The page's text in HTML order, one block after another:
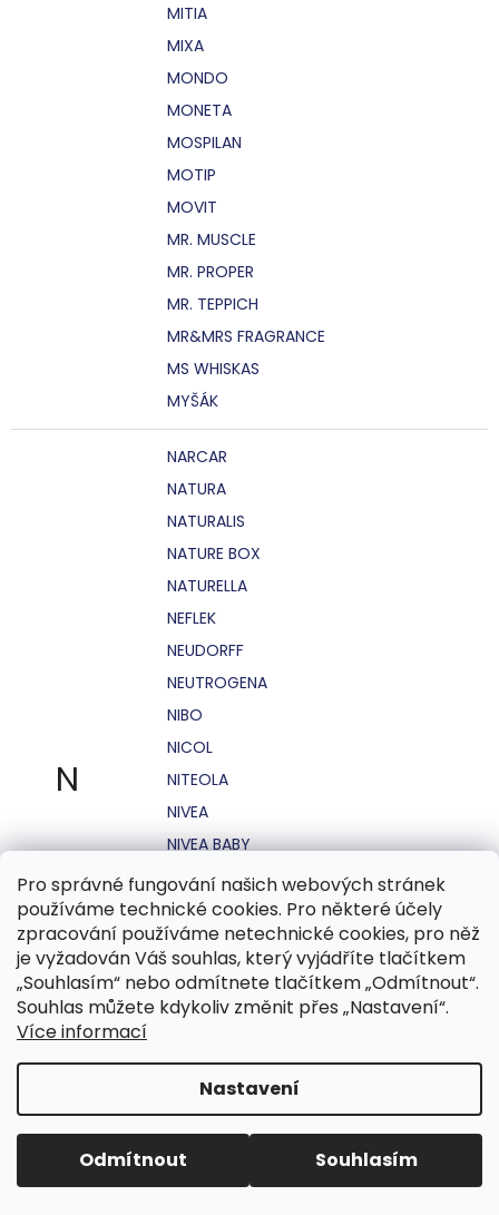
Pro správné fungování našich webových stránek
používáme technické cookies. Pro některé účely
zpracování používáme netechnické cookies, pro něž
je vyžadován Váš souhlas, který vyjádříte tlačítkem
„Souhlasím“ nebo odmítnete tlačítkem „Odmítnout“.
Souhlas můžete kdykoliv změnit přes „Nastavení“.
Více informací
Nastavení
Odmítnout Souhlasím
MITIA
MIXA
MONDO
MONETA
MOSPILAN
MOTIP
MOVIT
MR. MUSCLE
MR. PROPER
MR. TEPPICH
MR&MRS FRAGRANCE
MS WHISKAS
MYŠÁK
N
NARCAR
NATURA
NATURALIS
NATURE BOX
NATURELLA
NEFLEK
NEUDORFF
NEUTROGENA
NIBO
NICOL
NITEOLA
NIVEA
NIVEA BABY
NIVEA MEN
NIVEA SUN
NO STRESS
NOHEL GARDEN
NORDICS
NUK
O.B.
OASIS